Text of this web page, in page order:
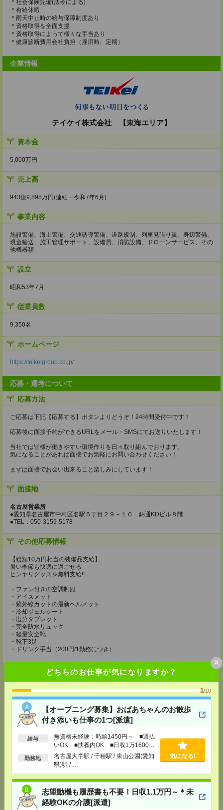
どちらのお仕事が気になりますか？
1/10
【オープニング募集】おばあちゃんのお散歩
付き添いも仕事の1つ[派遣]
給与
無資格未経験：時給1450円～ ■週払
いOK ■扶養内OK ■日収1万1600円
以上
勤務地
名古屋大学駅 / 千種駅 / 東山公園(愛知
県)駅 / …
気になる!
志望動機も履歴書も不要！日収1.1万円～＊未
経験OKの介護[派遣]
×
＊社会保険完備(法令による)
＊有給休暇
＊雨天中止時の給与保障制度あり
＊資格取得を全面支援
＊資格取得によって様々な手当あり
＊健康診断費用会社負担（雇用時、定期）
企業情報
テイケイ株式会社 【東海エリア】
資本金
5,000万円
売上高
943億9,898万円(連結・令和7年6月)
事業内容
施設警備、海上警備、交通誘導警備、道路規制、列車見張り員、身辺警備、
現金輸送、施工管理サポート、設備員、消防設備、ドローンサービス、その
他機器類
設立
昭和53年7月
従業員数
9,350名
ホームページ
https://teikeigroup.co.jp/
応募・選考について
応募方法
ご応募は下記【応募する】ボタンよりどうぞ！24時間受付中です！
応募後に面接予約ができるURLをメール・SMSにてお送りいたします！
当社では皆様が働きやすい環境作りを日々取り組んでおります。
気になることがあれば面接でお気軽にお問い合わせください！
まずは面接でお会い出来ること楽しみにしています！
面接地
名古屋営業所
●愛知県名古屋市中村区名駅５丁目２９－１０ 錦通KDビル８階
●TEL：050-3159-5178
その他応募情報
【総額10万円相当の装備品支給】
暑い季節も快適に過ごせる
ヒンヤリグッズを無料支給!!
・ファン付きの空調制服
・アイスメット
・紫外線カットの最新ヘルメット
・冷却ジェルシート
・塩分タブレット
・完全防水リュック
・軽量安全靴
・靴下3足
・ドリンク手当（200円/1勤務につき）
応募ページへ
気になる！
メールで送る LINEで送る
シェア ツイート